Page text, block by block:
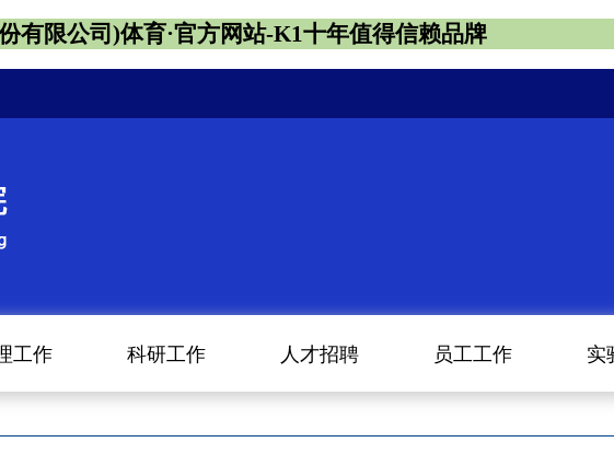
有限公司)体育·官方网站-K1十年值得信赖品牌
工作 科研工作 人才招聘 员工工作 实